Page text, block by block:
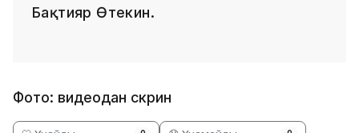
Бақтияр Өтекин.
Фото: видеодан скрин